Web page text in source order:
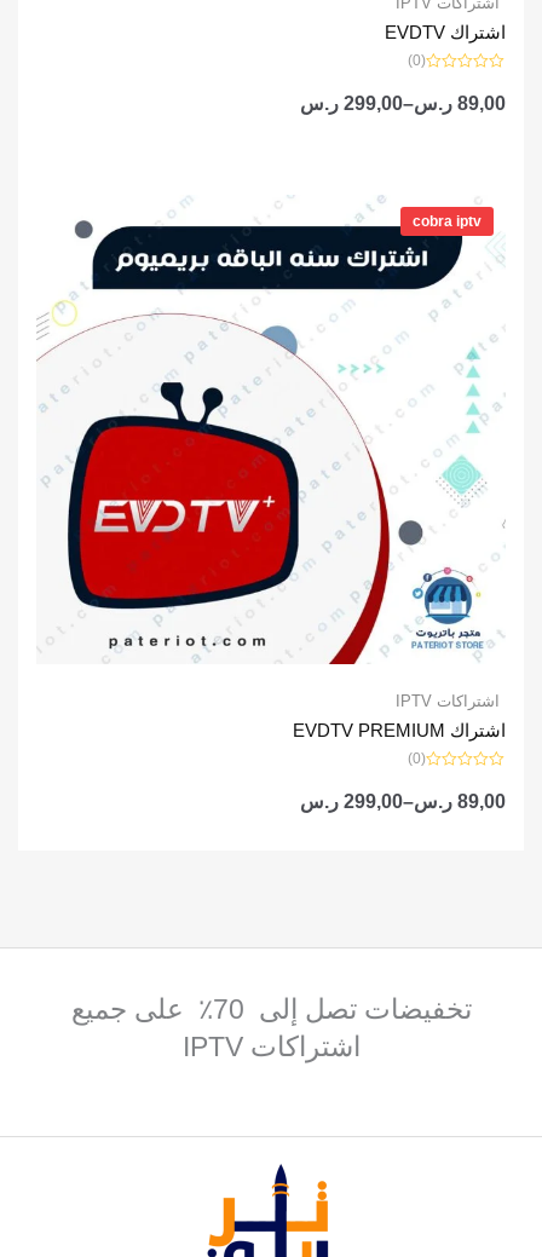
اشتراك EVDTV
التقييم
0
(0)
89,00 ر.س–
299,00 ر.س
cobra iptv
اشتراكات IPTV
اشتراك EVDTV PREMIUM
التقييم
0
(0)
89,00 ر.س–
299,00 ر.س
السعر:
من
خلال
تخفيضات تصل إلى 70٪ على جميع
اشتراكات IPTV